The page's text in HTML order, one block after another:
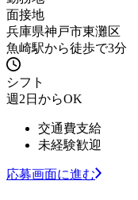
面接地
兵庫県神戸市東灘区
魚崎駅から徒歩で3分
シフト
週2日からOK
交通費支給
未経験歓迎
応募画面に進む